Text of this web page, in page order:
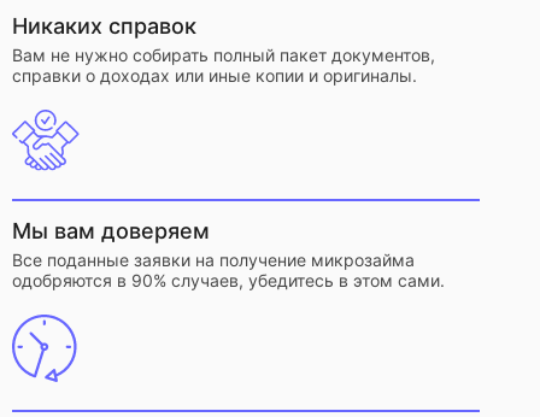
Никаких справок
Вам не нужно собирать полный пакет документов,
справки о доходах или иные копии и оригиналы.
Мы вам доверяем
Все поданные заявки на получение микрозайма
одобряются в 90% случаев, убедитесь в этом сами.